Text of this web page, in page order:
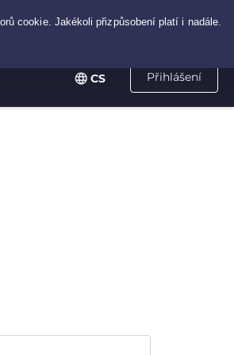
Přihlášení
CS